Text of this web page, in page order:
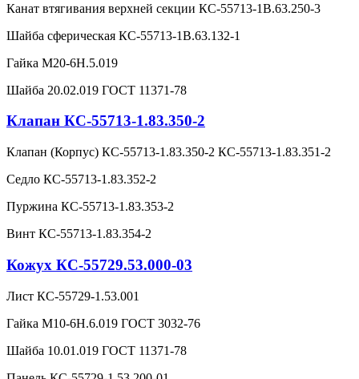
Канат втягивания верхней секции КС-55713-1В.63.250-3
Шайба сферическая КС-55713-1В.63.132-1
Гайка М20-6Н.5.019
Шайба 20.02.019 ГОСТ 11371-78
Клапан КС-55713-1.83.350-2
Клапан (Корпус) КС-55713-1.83.350-2 КС-55713-1.83.351-2
Седло КС-55713-1.83.352-2
Пуржина КС-55713-1.83.353-2
Винт КС-55713-1.83.354-2
Кожух КС-55729.53.000-03
Лист КС-55729-1.53.001
Гайка М10-6Н.6.019 ГОСТ 3032-76
Шайба 10.01.019 ГОСТ 11371-78